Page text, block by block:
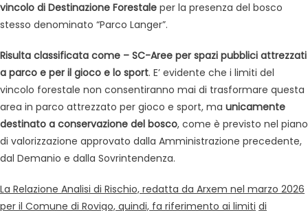
vincolo di Destinazione Forestale per la presenza del bosco
stesso denominato “Parco Langer”.
Risulta classificata come – SC-Aree per spazi pubblici attrezzati
a parco e per il gioco e lo sport. E’ evidente che i limiti del
vincolo forestale non consentiranno mai di trasformare questa
area in parco attrezzato per gioco e sport, ma unicamente
destinato a conservazione del bosco, come è previsto nel piano
di valorizzazione approvato dalla Amministrazione precedente,
dal Demanio e dalla Sovrintendenza.
La Relazione Analisi di Rischio, redatta da Arxem nel marzo 2026
per il Comune di Rovigo, quindi, fa riferimento ai limiti di